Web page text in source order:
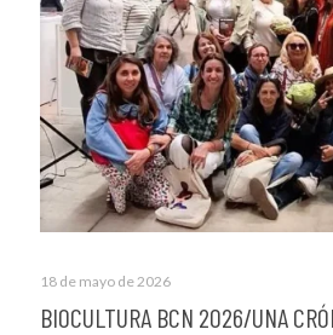
18 de mayo de 2026
BIOCULTURA BCN 2026/UNA